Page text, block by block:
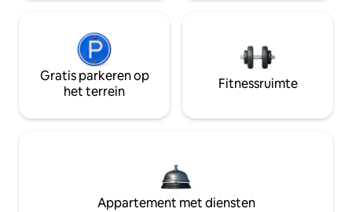
Gratis parkeren op
het terrein
Fitnessruimte
Appartement met diensten